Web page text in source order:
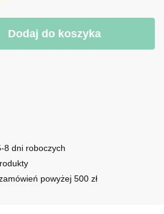
Dodaj do koszyka
8 dni roboczych
powyżej 500 zł